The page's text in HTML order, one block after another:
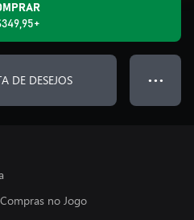
DE DESEJOS ● ● ●
no Jogo